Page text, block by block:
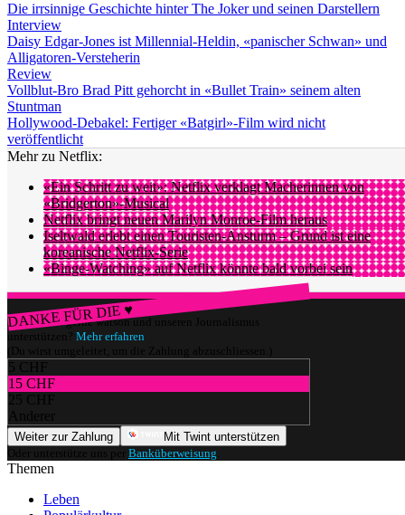
Die irrsinnige Geschichte hinter The Joker und seinen Darstellern
Interview
Daisy Edgar-Jones ist Millennial-Heldin, «panischer Schwan» und
Alligatoren-Versteherin
Review
Vollblut-Bro Brad Pitt gehorcht in «Bullet Train» seinem alten
Stuntman
Hollywood-Debakel: Fertiger «Batgirl»-Film wird nicht
veröffentlicht
Mehr zu Netflix:
«Ein Schritt zu weit»: Netflix verklagt Macherinnen von
«Bridgerton»-Musical
Netflix bringt neuen Marilyn Monroe-Film heraus
Iseltwald erlebt einen Touristen-Ansturm – Grund ist eine
koreanische Netflix-Serie
«Binge-Watching» auf Netflix könnte bald vorbei sein
DANKE FÜR DIE ♥
Würdest du gerne watson und unseren Journalismus
unterstützen? Mehr erfahren
(Du wirst umgeleitet, um die Zahlung abzuschliessen.)
5 CHF
15 CHF
25 CHF
Anderer
Weiter zur Zahlung
Mit Twint unterstützen
Oder unterstütze uns per Banküberweisung
Themen
Leben